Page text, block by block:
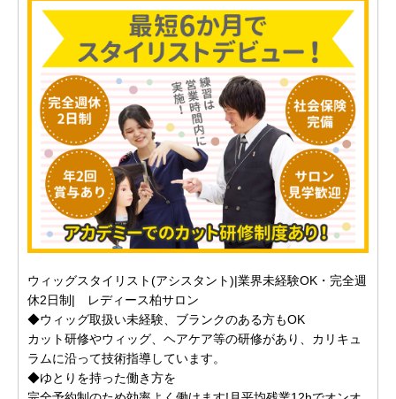
ウィッグスタイリスト(アシスタント)|業界未経験OK・完全週
休2日制| レディース柏サロン
◆ウィッグ取扱い未経験、ブランクのある方もOK
カット研修やウィッグ、ヘアケア等の研修があり、カリキュ
ラムに沿って技術指導しています。
◆ゆとりを持った働き方を